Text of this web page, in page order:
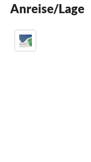
Kamin
Anreise/Lage